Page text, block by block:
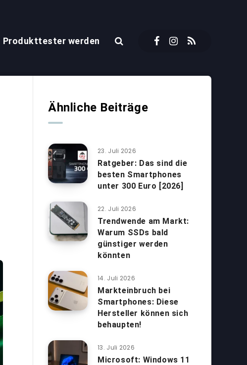
Produkttester werden
Ähnliche Beiträge
23. Juli 2026
Ratgeber: Das sind die
besten Smartphones
unter 300 Euro [2026]
22. Juli 2026
Trendwende am Markt:
Warum SSDs bald
günstiger werden
könnten
14. Juli 2026
Markteinbruch bei
Smartphones: Diese
Hersteller können sich
behaupten!
13. Juli 2026
Microsoft: Windows 11